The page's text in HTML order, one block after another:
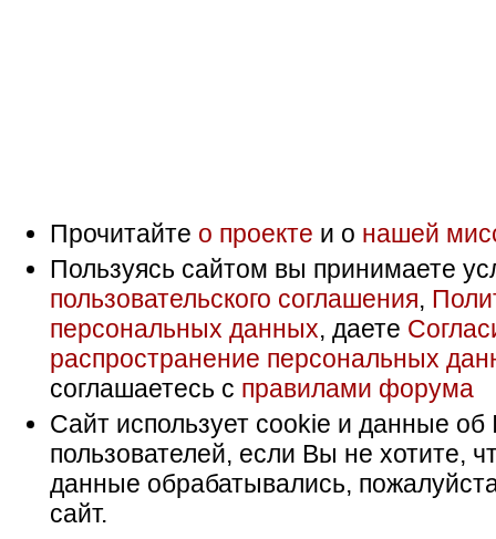
Прочитайте о проекте и о нашей
Пользуясь сайтом вы принимаете
пользовательского соглашения,
персональных данных, даете
распространение персональных
соглашаетесь с правилами форума
Сайт использует cookie и данные об
пользователей, если Вы не хотите,
данные обрабатывались,
сайт.